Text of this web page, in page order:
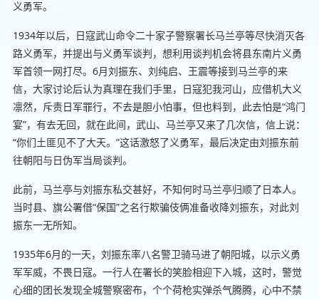
义勇军。
1934年以后，日寇武山命令二十家子警察署长马兰亭等尽快消灭各
路义勇军，并提出与义勇军谈判，想利用谈判机会将县东南片义勇
军首领一网打尽。6月刘振东、刘纯启、王震等接到马兰亭的来
信，大家讨论后认为真理在我们手里，日寇犯我河山，应借机大义
凛然，斥责日军罪行，不去是胆小怕事，但也料到，此去怕是“鸿门
宴”，有去无回，就在此间，武山、马兰亭又来了几次信，信上说：
“你们土匪见不了大天。”这话激怒了义勇军，最后决定由刘振东前
往朝阳与日伪军当局谈判。
此前，马兰亭与刘振东私交甚好，不知何时马兰亭归顺了日本人。
当时县、旗公署借“保国”之名行欺骗伎俩准备收降刘振东，对此刘
振东一无所知。
1935年6月的一天，刘振东率八名警卫骑马进了朝阳城，以示义勇
军军威，不畏日寇。一行人在署长的笑脸相迎下入城，这时，警觉
心细的团长发现全城警察密布，个个荷枪实弹杀气腾腾，心中不禁